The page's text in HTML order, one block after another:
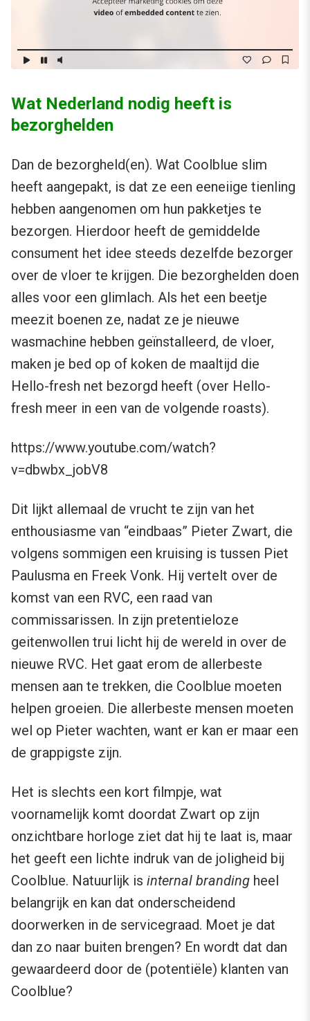
Wat Nederland nodig heeft is
bezorghelden
Dan de bezorgheld(en). Wat Coolblue slim
heeft aangepakt, is dat ze een eeneiige tienling
hebben aangenomen om hun pakketjes te
bezorgen. Hierdoor heeft de gemiddelde
consument het idee steeds dezelfde bezorger
over de vloer te krijgen. Die bezorghelden doen
alles voor een glimlach. Als het een beetje
meezit boenen ze, nadat ze je nieuwe
wasmachine hebben geïnstalleerd, de vloer,
maken je bed op of koken de maaltijd die
Hello-fresh net bezorgd heeft (over Hello-
fresh meer in een van de volgende roasts).
https://www.youtube.com/watch?
v=dbwbx_jobV8
Dit lijkt allemaal de vrucht te zijn van het
enthousiasme van “eindbaas” Pieter Zwart, die
volgens sommigen een kruising is tussen Piet
Paulusma en Freek Vonk. Hij vertelt over de
komst van een RVC, een raad van
commissarissen. In zijn pretentieloze
geitenwollen trui licht hij de wereld in over de
nieuwe RVC. Het gaat erom de allerbeste
mensen aan te trekken, die Coolblue moeten
helpen groeien. Die allerbeste mensen moeten
wel op Pieter wachten, want er kan er maar een
de grappigste zijn.
Het is slechts een kort filmpje, wat
voornamelijk komt doordat Zwart op zijn
onzichtbare horloge ziet dat hij te laat is, maar
het geeft een lichte indruk van de joligheid bij
Coolblue. Natuurlijk is internal branding heel
belangrijk en kan dat onderscheidend
doorwerken in de servicegraad. Moet je dat
dan zo naar buiten brengen? En wordt dat dan
gewaardeerd door de (potentiële) klanten van
Coolblue?